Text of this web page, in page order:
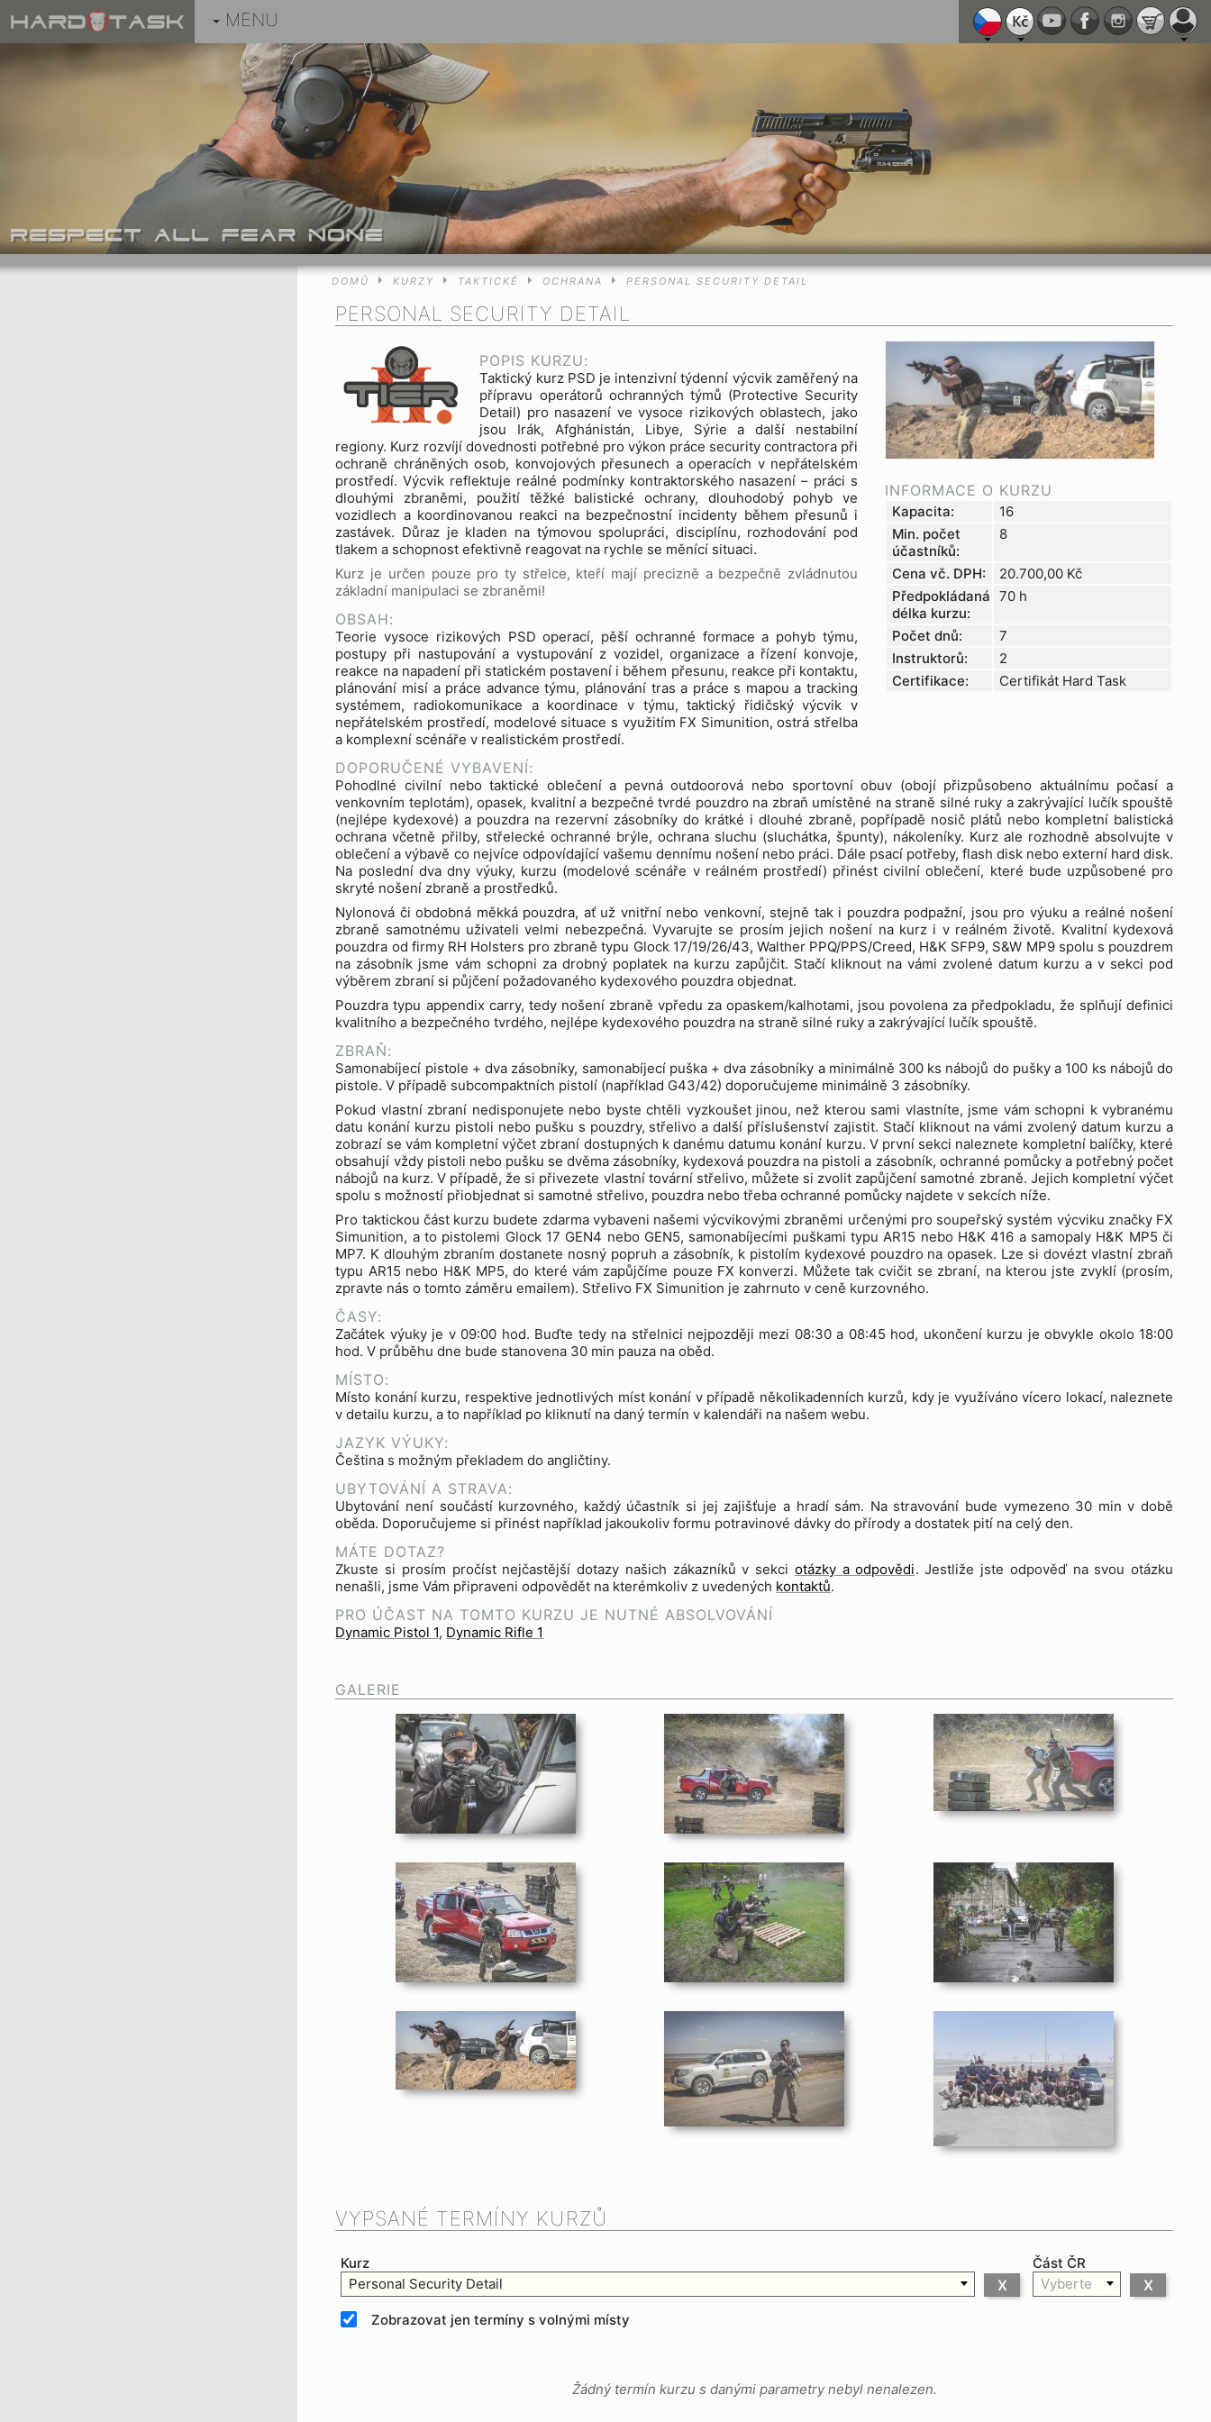
MENU
DOMŮ KURZY TAKTICKÉ OCHRANA PERSONAL SECURITY DETAIL
PERSONAL SECURITY DETAIL
INFORMACE O KURZU
Kapacita:
16
Min. počet
účastníků:
8
Cena vč. DPH: 20.700,00 Kč
Předpokládaná
délka kurzu:
70 h
Počet dnů:
7
Instruktorů:
2
Certifikace:
Certifikát Hard Task
POPIS KURZU:
Taktický kurz PSD je intenzivní týdenní výcvik zaměřený na
přípravu operátorů ochranných týmů (Protective Security
Detail) pro nasazení ve vysoce rizikových oblastech, jako
jsou Irák, Afghánistán, Libye, Sýrie a další nestabilní
regiony. Kurz rozvíjí dovednosti potřebné pro výkon práce security contractora při
ochraně chráněných osob, konvojových přesunech a operacích v nepřátelském
prostředí. Výcvik reflektuje reálné podmínky kontraktorského nasazení – práci s
dlouhými zbraněmi, použití těžké balistické ochrany, dlouhodobý pohyb ve
vozidlech a koordinovanou reakci na bezpečnostní incidenty během přesunů i
zastávek. Důraz je kladen na týmovou spolupráci, disciplínu, rozhodování pod
tlakem a schopnost efektivně reagovat na rychle se měnící situaci.
Kurz je určen pouze pro ty střelce, kteří mají precizně a bezpečně zvládnutou
základní manipulaci se zbraněmi!
OBSAH:
Teorie vysoce rizikových PSD operací, pěší ochranné formace a pohyb týmu,
postupy při nastupování a vystupování z vozidel, organizace a řízení konvoje,
reakce na napadení při statickém postavení i během přesunu, reakce při kontaktu,
plánování misí a práce advance týmu, plánování tras a práce s mapou a tracking
systémem, radiokomunikace a koordinace v týmu, taktický řidičský výcvik v
nepřátelském prostředí, modelové situace s využitím FX Simunition, ostrá střelba
a komplexní scénáře v realistickém prostředí.
DOPORUČENÉ VYBAVENÍ:
Pohodlné civilní nebo taktické oblečení a pevná outdoorová nebo sportovní obuv (obojí přizpůsobeno aktuálnímu počasí a
venkovním teplotám), opasek, kvalitní a bezpečné tvrdé pouzdro na zbraň umístěné na straně silné ruky a zakrývající lučík spouště
(nejlépe kydexové) a pouzdra na rezervní zásobníky do krátké i dlouhé zbraně, popřípadě nosič plátů nebo kompletní balistická
ochrana včetně přilby, střelecké ochranné brýle, ochrana sluchu (sluchátka, špunty), nákoleníky. Kurz ale rozhodně absolvujte v
oblečení a výbavě co nejvíce odpovídající vašemu dennímu nošení nebo práci. Dále psací potřeby, flash disk nebo externí hard disk.
Na poslední dva dny výuky, kurzu (modelové scénáře v reálném prostředí) přinést civilní oblečení, které bude uzpůsobené pro
skryté nošení zbraně a prostředků.
Nylonová či obdobná měkká pouzdra, ať už vnitřní nebo venkovní, stejně tak i pouzdra podpažní, jsou pro výuku a reálné nošení
zbraně samotnému uživateli velmi nebezpečná. Vyvarujte se prosím jejich nošení na kurz i v reálném životě. Kvalitní kydexová
pouzdra od firmy RH Holsters pro zbraně typu Glock 17/19/26/43, Walther PPQ/PPS/Creed, H&K SFP9, S&W MP9 spolu s pouzdrem
na zásobník jsme vám schopni za drobný poplatek na kurzu zapůjčit. Stačí kliknout na vámi zvolené datum kurzu a v sekci pod
výběrem zbraní si půjčení požadovaného kydexového pouzdra objednat.
Pouzdra typu appendix carry, tedy nošení zbraně vpředu za opaskem/kalhotami, jsou povolena za předpokladu, že splňují definici
kvalitního a bezpečného tvrdého, nejlépe kydexového pouzdra na straně silné ruky a zakrývající lučík spouště.
ZBRAŇ:
Samonabíjecí pistole + dva zásobníky, samonabíjecí puška + dva zásobníky a minimálně 300 ks nábojů do pušky a 100 ks nábojů do
pistole. V případě subcompaktních pistolí (například G43/42) doporučujeme minimálně 3 zásobníky.
Pokud vlastní zbraní nedisponujete nebo byste chtěli vyzkoušet jinou, než kterou sami vlastníte, jsme vám schopni k vybranému
datu konání kurzu pistoli nebo pušku s pouzdry, střelivo a další příslušenství zajistit. Stačí kliknout na vámi zvolený datum kurzu a
zobrazí se vám kompletní výčet zbraní dostupných k danému datumu konání kurzu. V první sekci naleznete kompletní balíčky, které
obsahují vždy pistoli nebo pušku se dvěma zásobníky, kydexová pouzdra na pistoli a zásobník, ochranné pomůcky a potřebný počet
nábojů na kurz. V případě, že si přivezete vlastní tovární střelivo, můžete si zvolit zapůjčení samotné zbraně. Jejich kompletní výčet
spolu s možností přiobjednat si samotné střelivo, pouzdra nebo třeba ochranné pomůcky najdete v sekcích níže.
Pro taktickou část kurzu budete zdarma vybaveni našemi výcvikovými zbraněmi určenými pro soupeřský systém výcviku značky FX
Simunition, a to pistolemi Glock 17 GEN4 nebo GEN5, samonabíjecími puškami typu AR15 nebo H&K 416 a samopaly H&K MP5 či
MP7. K dlouhým zbraním dostanete nosný popruh a zásobník, k pistolím kydexové pouzdro na opasek. Lze si dovézt vlastní zbraň
typu AR15 nebo H&K MP5, do které vám zapůjčíme pouze FX konverzi. Můžete tak cvičit se zbraní, na kterou jste zvyklí (prosím,
zpravte nás o tomto záměru emailem). Střelivo FX Simunition je zahrnuto v ceně kurzovného.
ČASY:
Začátek výuky je v 09:00 hod. Buďte tedy na střelnici nejpozději mezi 08:30 a 08:45 hod, ukončení kurzu je obvykle okolo 18:00
hod. V průběhu dne bude stanovena 30 min pauza na oběd.
MÍSTO:
Místo konání kurzu, respektive jednotlivých míst konání v případě několikadenních kurzů, kdy je využíváno vícero lokací, naleznete
v detailu kurzu, a to například po kliknutí na daný termín v kalendáři na našem webu.
JAZYK VÝUKY:
Čeština s možným překladem do angličtiny.
UBYTOVÁNÍ A STRAVA:
Ubytování není součástí kurzovného, každý účastník si jej zajišťuje a hradí sám. Na stravování bude vymezeno 30 min v době
oběda. Doporučujeme si přinést například jakoukoliv formu potravinové dávky do přírody a dostatek pití na celý den.
MÁTE DOTAZ?
Zkuste si prosím pročíst nejčastější dotazy našich zákazníků v sekci otázky a odpovědi. Jestliže jste odpověď na svou otázku
nenašli, jsme Vám připraveni odpovědět na kterémkoliv z uvedených kontaktů.
PRO ÚČAST NA TOMTO KURZU JE NUTNÉ ABSOLVOVÁNÍ
Dynamic Pistol 1 Dynamic Rifle 1
GALERIE
VYPSANÉ TERMÍNY KURZŮ
Kurz
Personal Security Detail
X
Část ČR
Vyberte
X
Zobrazovat jen termíny s volnými místy
Žádný termín kurzu s danými parametry nebyl nenalezen.